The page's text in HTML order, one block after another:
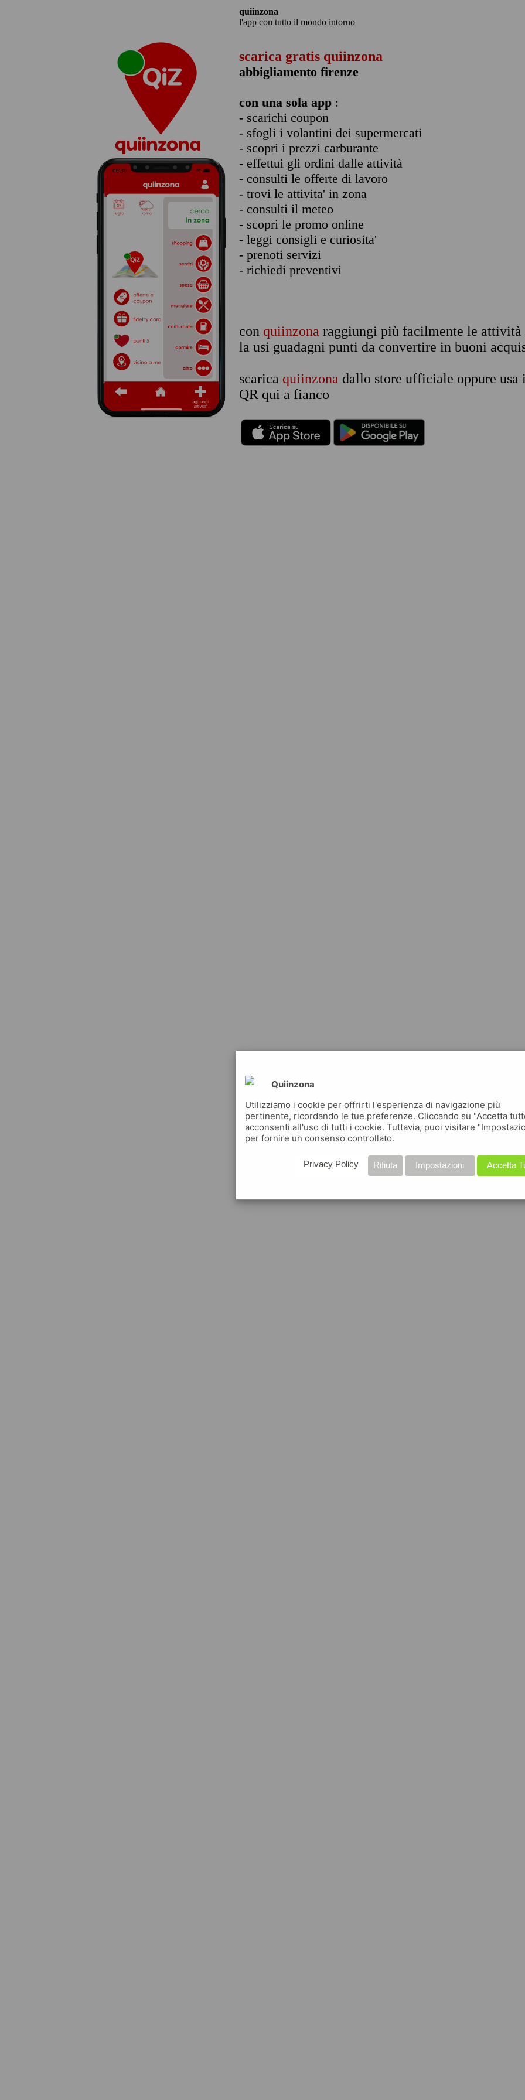
quiinzona
l'app con tutto il mondo intorno
scarica gratis quiinzona
abbigliamento firenze
con una sola app :
- scarichi coupon
- sfogli i volantini dei supermercati
- scopri i prezzi carburante
- effettui gli ordini dalle attività
- consulti le offerte di lavoro
- trovi le attivita' in zona
- consulti il meteo
- scopri le promo online
- leggi consigli e curiosita'
- prenoti servizi
- richiedi preventivi
con quiinzona raggiungi più facilmente le attività
la usi guadagni punti da convertire in buoni
scarica quiinzona dallo store ufficiale oppure usa
QR qui a fianco
Quiinzona
Utilizziamo i cookie per offrirti l'esperienza di navigazione più
pertinente, ricordando le tue preferenze. Cliccando su "Accetta
acconsenti all'uso di tutti i cookie. Tuttavia, puoi visitare
per fornire un consenso controllato.
Accetta
Impostazioni
Rifiuta
Privacy Policy